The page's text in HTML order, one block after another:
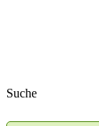
Suche